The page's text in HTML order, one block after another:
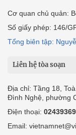
Cơ quan chủ quản:
Số giấy phép: 146/
Tổng biên tập:
Liên hệ tòa soạn
Địa chỉ: Tầng 18,
Đình Nghệ, phường
Điện thoại:
Email: